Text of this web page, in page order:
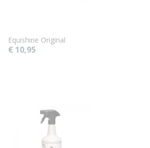
Equishine Original
€ 10,95